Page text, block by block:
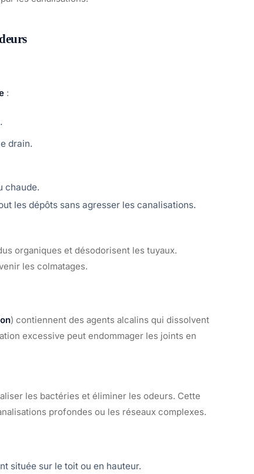
:
drain.
chaude.
les dépôts sans agresser les canalisations.
organiques et désodorisent les tuyaux.
les colmatages.
) contiennent des agents alcalins qui dissolvent
excessive peut endommager les joints en
les bactéries et éliminer les odeurs. Cette
profondes ou les réseaux complexes.
située sur le toit ou en hauteur.